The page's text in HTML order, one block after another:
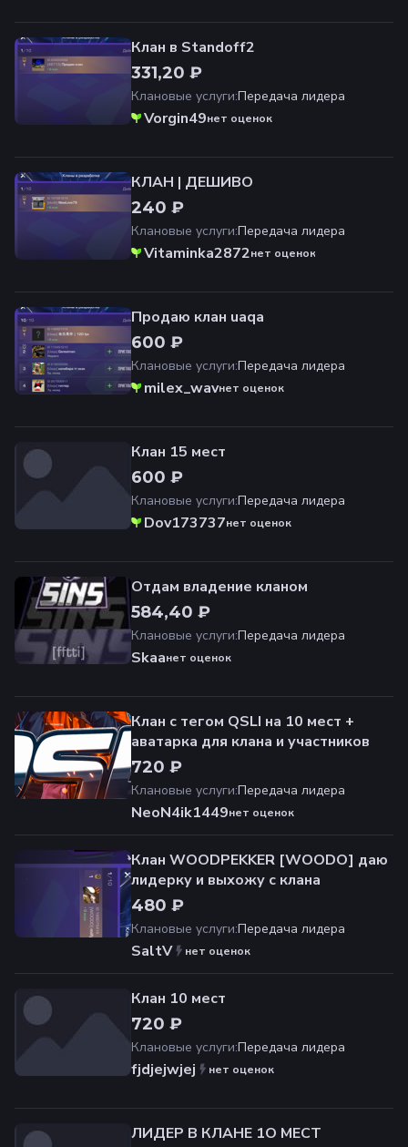
Клан в Standoff2
331,20 ₽
Клановые услуги:Передача лидера
Vorgin49нет оценок
КЛАН | ДЕШИВО
240 ₽
Клановые услуги:Передача лидера
Vitaminka2872нет оценок
Продаю клан uaqa
600 ₽
Клановые услуги:Передача лидера
milex_wavнет оценок
Клан 15 мест
600 ₽
Клановые услуги:Передача лидера
Dov173737нет оценок
Отдам владение кланом
584,40 ₽
Клановые услуги:Передача лидера
Skaaнет оценок
Клан с тегом QSLI на 10 мест +
аватарка для клана и участников
720 ₽
Клановые услуги:Передача лидера
NeoN4ik1449нет оценок
Клан WOODPEKKER [WOODO] даю
лидерку и выхожу с клана
480 ₽
Клановые услуги:Передача лидера
SaltV нет оценок
Клан 10 мест
720 ₽
Клановые услуги:Передача лидера
fjdjejwjej нет оценок
ЛИДЕР В КЛАНЕ 1O МЕСТ